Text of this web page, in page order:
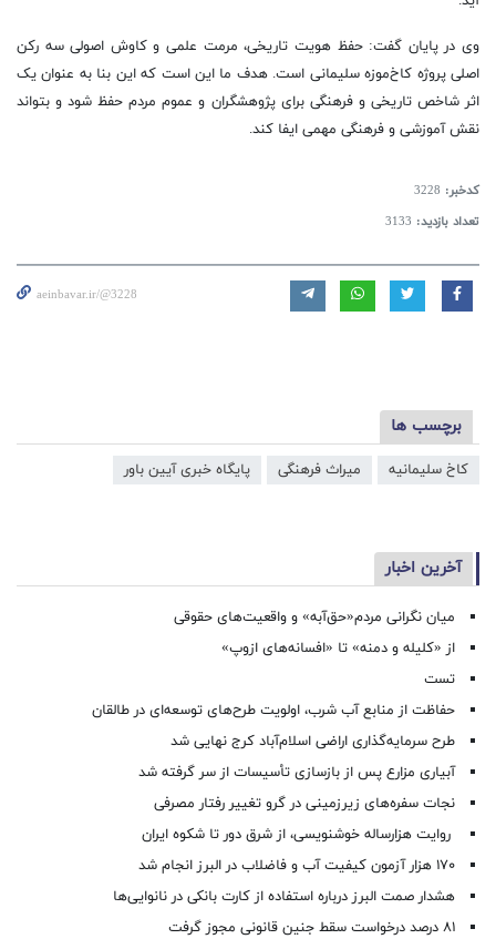
وی در پایان گفت: حفظ هویت تاریخی، مرمت علمی و کاوش اصولی سه رکن
اصلی پروژه کاخ‌موزه سلیمانی است. هدف ما این است که این بنا به عنوان یک
اثر شاخص تاریخی و فرهنگی برای پژوهشگران و عموم مردم حفظ شود و بتواند
نقش آموزشی و فرهنگی مهمی ایفا کند.
کدخبر: 3228
تعداد بازدید: 3133
aeinbavar.ir/@3228
برچسب ها
کاخ سلیمانیه میراث فرهنگی پایگاه خبری آیین باور
آخرین اخبار
میان نگرانی مردم«حق‌آبه» و واقعیت‌های حقوقی
از «کلیله و دمنه» تا «افسانه‌های ازوپ»
تست
حفاظت از منابع آب شرب، اولویت طرح‌های توسعه‌ای در طالقان
طرح سرمایه‌گذاری اراضی اسلام‌آباد کرج نهایی شد
آبیاری مزارع پس از بازسازی تأسیسات از سر گرفته شد
نجات سفره‌های زیرزمینی در گرو تغییر رفتار مصرفی
روایت هزارساله خوشنویسی، از شرق دور تا شکوه ایران
۱۷۰ هزار آزمون کیفیت آب و فاضلاب در البرز انجام شد
هشدار صمت البرز درباره استفاده از کارت بانکی در نانوایی‌ها
۸۱ درصد درخواست‌ سقط جنین قانونی مجوز گرفت